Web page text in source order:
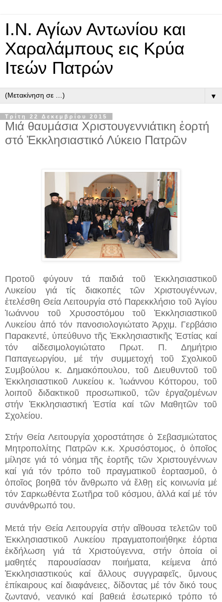
Ι.Ν. Αγίων Αντωνίου και
Χαραλάμπους εις Κρύα
Ιτεών Πατρών
▼
Τρίτη 22 Δεκεμβρίου 2015
Μιά θαυμάσια Χριστουγεννιάτικη ἑορτή
στό Ἐκκλησιαστικό Λύκειο Πατρῶν
Προτοῦ φύγουν τά παιδιά τοῦ Ἐκκλησιαστικοῦ
Λυκείου γιά τίς διακοπές τῶν Χριστουγέννων,
ἐτελέσθη Θεία Λειτουργία στό Παρεκκλήσιο τοῦ Ἁγίου
Ἰωάννου τοῦ Χρυσοστόμου τοῦ Ἐκκλησιαστικοῦ
Λυκείου ἀπό τόν πανοσιολογιώτατο Ἀρχιμ. Γερβάσιο
Παρακεντέ, ὑπεύθυνο τῆς Ἐκκλησιαστικῆς Ἑστίας καί
τόν αἰδεσιμολογιώτατο Πρωτ. Π. Δημήτριο
Παπαγεωργίου, μέ τήν συμμετοχή τοῦ Σχολικοῦ
Συμβούλου κ. Δημακόπουλου, τοῦ Διευθυντοῦ τοῦ
Ἐκκλησιαστικοῦ Λυκείου κ. Ἰωάννου Κόττορου, τοῦ
λοιποῦ διδακτικοῦ προσωπικοῦ, τῶν ἐργαζομένων
στήν Ἐκκλησιαστική Ἑστία καί τῶν Μαθητῶν τοῦ
Σχολείου.
Στήν Θεία Λειτουργία χοροστάτησε ὁ Σεβασμιώτατος
Μητροπολίτης Πατρῶν κ.κ. Χρυσόστομος, ὁ ὁποῖος
μίλησε γιά τό νόημα τῆς ἑορτῆς τῶν Χριστουγέννων
καί γιά τόν τρόπο τοῦ πραγματικοῦ ἑορτασμοῦ, ὁ
ὁποῖος βοηθᾶ τόν ἄνθρωπο νά ἔλθῃ εἰς κοινωνία μέ
τόν Σαρκωθέντα Σωτῆρα τοῦ κόσμου, ἀλλά καί μέ τόν
συνάνθρωπό του.
Μετά τήν Θεία Λειτουργία στήν αἴθουσα τελετῶν τοῦ
Ἐκκλησιαστικοῦ Λυκείου πραγματοποιήθηκε ἑόρτια
ἐκδήλωση γιά τά Χριστούγεννα, στήν ὁποία οἱ
μαθητές παρουσίασαν ποιήματα, κείμενα ἀπό
Ἐκκλησιαστικούς καί ἄλλους συγγραφεῖς, ὕμνους
ἐπίκαιρους καί διαφάνειες, δίδοντας μέ τόν δικό τους
ζωντανό, νεανικό καί βαθειά ἐσωτερικό τρόπο τό